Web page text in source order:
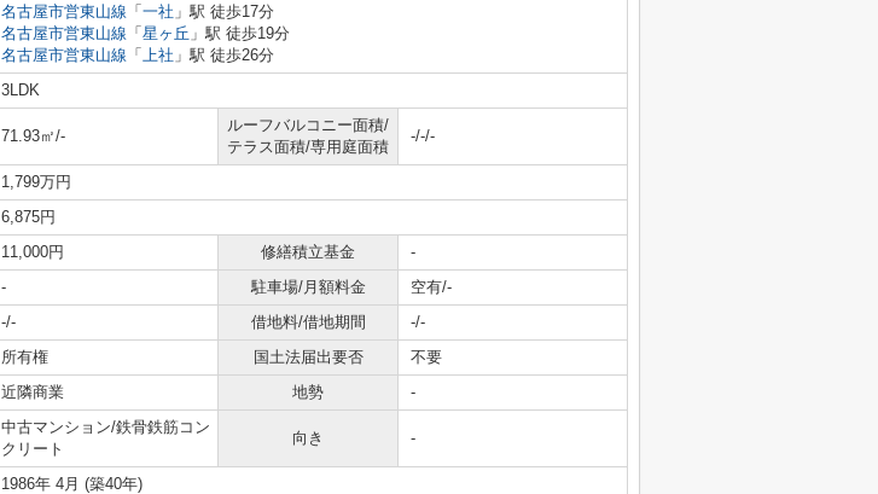
名古屋市営東山線 「 一社 」駅 徒歩17分
名古屋市営東山線 「 星ヶ丘 」駅 徒歩19分
名古屋市営東山線 「 上社 」駅 徒歩26分
3LDK
71.93㎡/-
ルーフバルコニー面積/
テラス面積/専用庭面積
-/-/-
1,799万円
6,875円
11,000円 修繕積立基金
-
- 駐車場/月額料金
空有/-
-/- 借地料/借地期間
-/-
所有権 国土法届出要否
不要
近隣商業 地勢 -
中古マンション/鉄骨鉄筋コン
クリート
向き -
1986年 4月 (築40年)